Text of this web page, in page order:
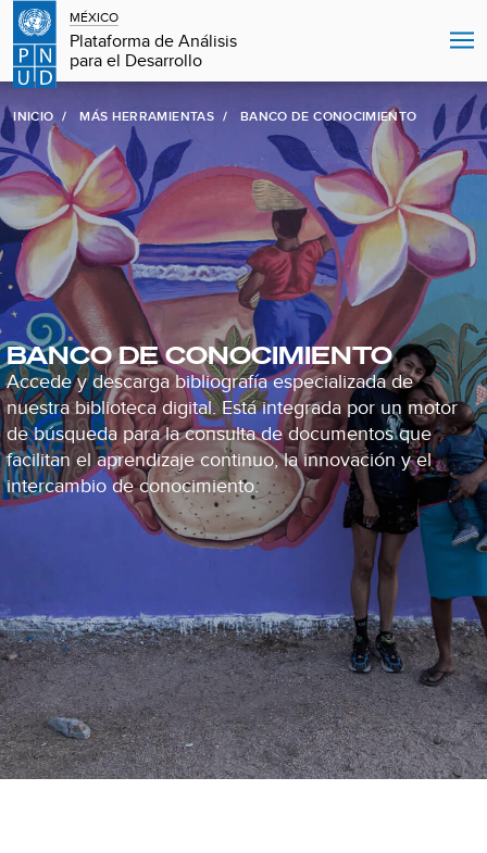
MÉXICO
Plataforma de Análisis
para el Desarrollo
INICIO MÁS HERRAMIENTAS BANCO DE CONOCIMIENTO
BANCO DE CONOCIMIENTO
Accede y descarga bibliografía especializada de
nuestra biblioteca digital. Está integrada por un motor
de búsqueda para la consulta de documentos que
facilitan el aprendizaje continuo, la innovación y el
intercambio de conocimiento.